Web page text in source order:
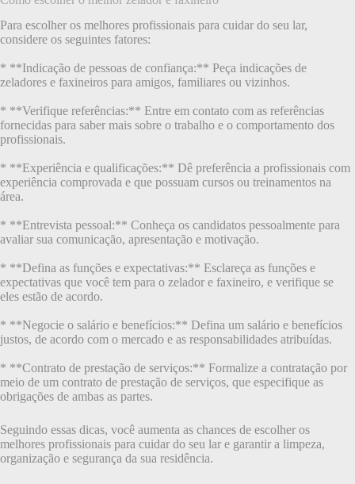
Para escolher os melhores profissionais para cuidar do seu lar,
considere os seguintes fatores:
* **Indicação de pessoas de confiança:** Peça indicações de
zeladores e faxineiros para amigos, familiares ou vizinhos.
* **Verifique referências:** Entre em contato com as referências
fornecidas para saber mais sobre o trabalho e o comportamento dos
profissionais.
* **Experiência e qualificações:** Dê preferência a profissionais com
experiência comprovada e que possuam cursos ou treinamentos na
área.
* **Entrevista pessoal:** Conheça os candidatos pessoalmente para
avaliar sua comunicação, apresentação e motivação.
* **Defina as funções e expectativas:** Esclareça as funções e
expectativas que você tem para o zelador e faxineiro, e verifique se
eles estão de acordo.
* **Negocie o salário e benefícios:** Defina um salário e benefícios
justos, de acordo com o mercado e as responsabilidades atribuídas.
* **Contrato de prestação de serviços:** Formalize a contratação por
meio de um contrato de prestação de serviços, que especifique as
obrigações de ambas as partes.
Seguindo essas dicas, você aumenta as chances de escolher os
melhores profissionais para cuidar do seu lar e garantir a limpeza,
organização e segurança da sua residência.